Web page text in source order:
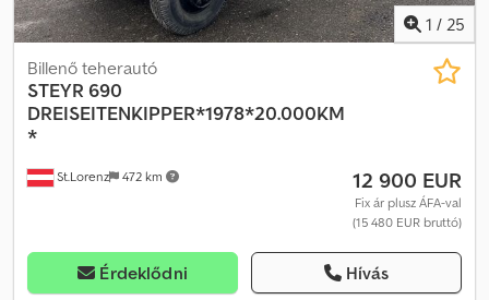
1 / 25
St.Lorenz 472 km
Billenő teherautó
STEYR 690
DREISEITENKIPPER*1978*20.000KM
*
12 900 EUR
Fix ár plusz ÁFA-val
(15 480 EUR bruttó)
Érdeklődni Hívás